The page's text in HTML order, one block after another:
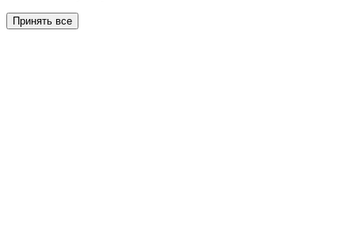
Принять все